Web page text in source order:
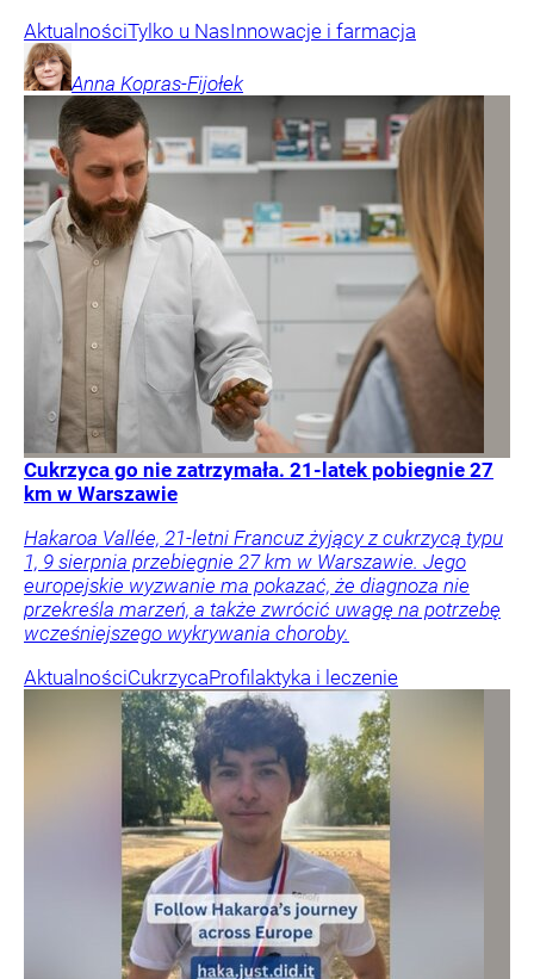
AktualnościTylko u NasInnowacje i farmacja
Anna Kopras-Fijołek
Cukrzyca go nie zatrzymała. 21-latek pobiegnie 27
km w Warszawie
Hakaroa Vallée, 21-letni Francuz żyjący z cukrzycą typu
1, 9 sierpnia przebiegnie 27 km w Warszawie. Jego
europejskie wyzwanie ma pokazać, że diagnoza nie
przekreśla marzeń, a także zwrócić uwagę na potrzebę
wcześniejszego wykrywania choroby.
AktualnościCukrzycaProfilaktyka i leczenie